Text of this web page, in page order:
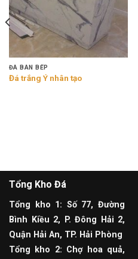
ĐÁ BÀN BẾP
Đá trắng Ý nhân tạo
Tổng Kho Đá
Tổng kho 1: Số 77, Đường
Bình Kiều 2, P. Đông Hải 2,
Quận Hải An, TP. Hải Phòng
Tổng kho 2: Chợ hoa quả,